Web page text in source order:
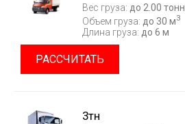
Вес груза: до 2.00 тонн
Объем груза: до 30 м3
Длина груза: до 6 м
РАССЧИТАТЬ
3тн